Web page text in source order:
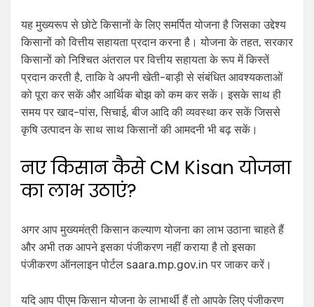
यह मुख्यरूप से छोटे किसानों के लिए समर्पित योजना है जिसका उद्देश्य
किसानों को वित्तीय सहायता प्रदान करना है। योजना के तहत, सरकार
किसानों को निश्चित अंतराल पर वित्तीय सहायता के रूप में किस्तें
प्रदान करती है, ताकि वे अपनी खेती-बाड़ी से संबंधित आवश्यकताओं
को पूरा कर सकें और आर्थिक बोझ को कम कर सकें। इसके साथ ही
समय पर खाद-पांस, सिचाई, बीज आदि की व्यवस्था कर सकें जिससे
कृषि उत्पादन के साथ साथ किसानों की आमदनी भी बढ़ सकें।
नए किसान कैसे CM Kisan योजना
का लाभ उठाएं?
अगर आप मुख्यमंत्री किसान कल्याण योजना का लाभ उठाना चाहते हैं
और अभी तक आपने इसका पंजीकरण नहीं कराया है तो इसका
पंजीकरण ऑनलाइन पोर्टल saara.mp.gov.in पर जाकर करें।
यदि आप पीएम किसान योजना के लाभार्थी हैं तो आपके लिए पंजीकरण